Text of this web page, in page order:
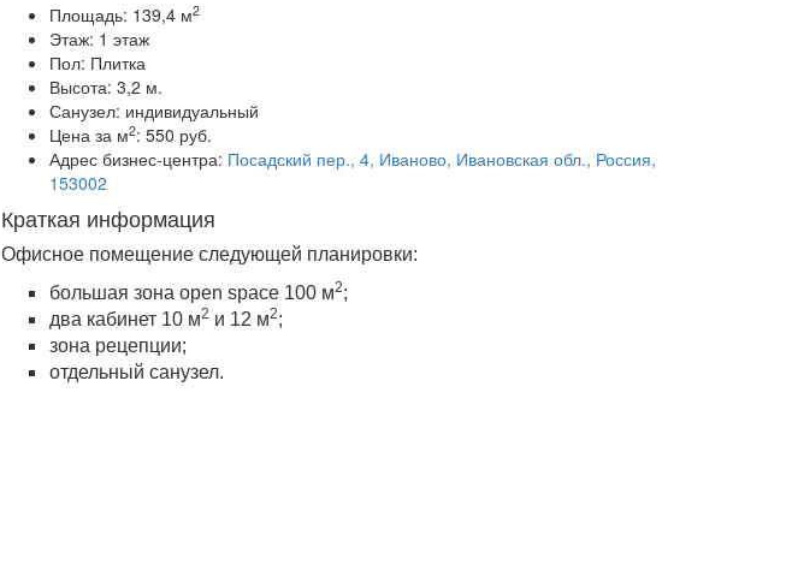
Площадь: 139,4 м2
Этаж: 1 этаж
Пол: Плитка
Высота: 3,2 м.
Санузел: индивидуальный
Цена за м2: 550 руб.
Адрес бизнес-центра: Посадский пер., 4, Иваново, Ивановская обл., Россия,
153002
Краткая информация
Офисное помещение следующей планировки:
большая зона open space 100 м2;
два кабинет 10 м2 и 12 м2;
зона рецепции;
отдельный санузел.